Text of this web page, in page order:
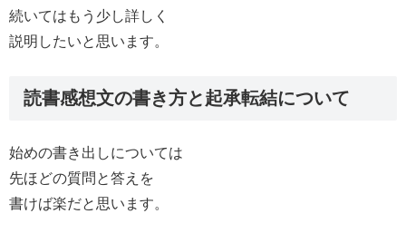
続いてはもう少し詳しく
説明したいと思います。
読書感想文の書き方と起承転結について
始めの書き出しについては
先ほどの質問と答えを
書けば楽だと思います。